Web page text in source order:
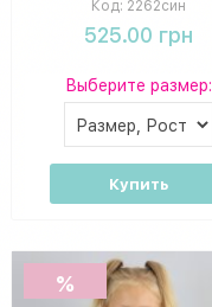
Код: 2262син
525.00 грн
Выберите размер:
Купить
%